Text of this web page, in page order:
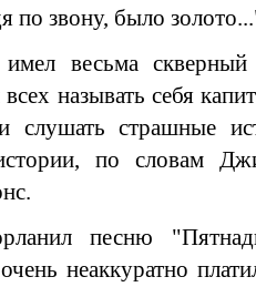
по звону, было
весьма
всех называть себя
слушать страшные
по словам
песню
неаккуратно